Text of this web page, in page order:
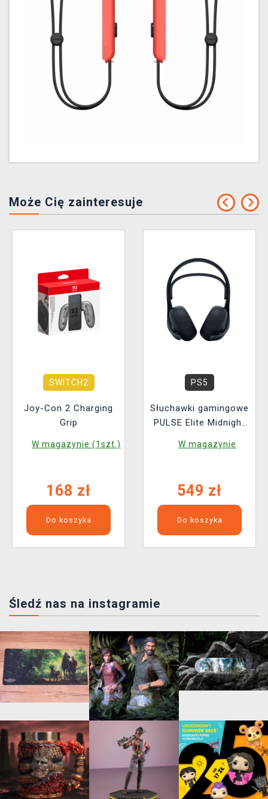
Może Cię zainteresuje
SWITCH2
Joy-Con 2 Charging
Grip
W magazynie (1szt.)
168 zł
Do koszyka
PS5
Słuchawki gamingowe
PULSE Elite Midnight
W magazynie
549 zł
Do koszyka
Śledź nas na instagramie